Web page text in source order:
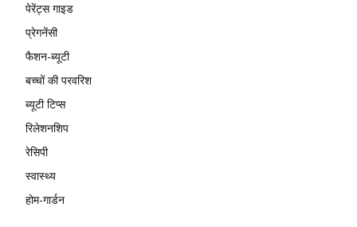
पेरेंट्स गाइड
प्रेगनेंसी
फैशन-ब्यूटी
बच्चों की परवरिश
ब्यूटी टिप्स
रिलेशनशिप
रेसिपी
स्वास्थ्य
होम-गार्डन